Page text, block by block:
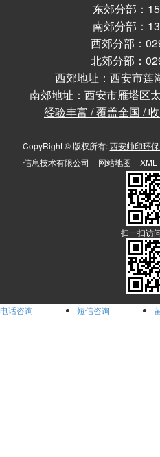
东郊分部：
南郊分部：
西郊分部：
北郊分部：
西郊地址：西安市莲
南郊地址：西安市雁塔区
经验丰富 / 覆盖全国 /
CopyRight © 版权所有:西安帅印环
信息技术有限公司
网站地图 XML
扫一扫访
电话咨询 短信咨询